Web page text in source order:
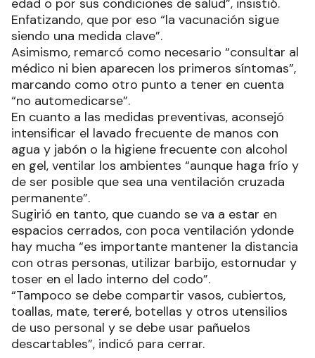
edad o por sus condiciones de salud”, insistió.
Enfatizando, que por eso “la vacunación sigue
siendo una medida clave”.
Asimismo, remarcó como necesario “consultar al
médico ni bien aparecen los primeros síntomas”,
marcando como otro punto a tener en cuenta
“no automedicarse”.
En cuanto a las medidas preventivas, aconsejó
intensificar el lavado frecuente de manos con
agua y jabón o la higiene frecuente con alcohol
en gel, ventilar los ambientes “aunque haga frío y
de ser posible que sea una ventilación cruzada
permanente”.
Sugirió en tanto, que cuando se va a estar en
espacios cerrados, con poca ventilación ydonde
hay mucha “es importante mantener la distancia
con otras personas, utilizar barbijo, estornudar y
toser en el lado interno del codo”.
“Tampoco se debe compartir vasos, cubiertos,
toallas, mate, tereré, botellas y otros utensilios
de uso personal y se debe usar pañuelos
descartables”, indicó para cerrar.